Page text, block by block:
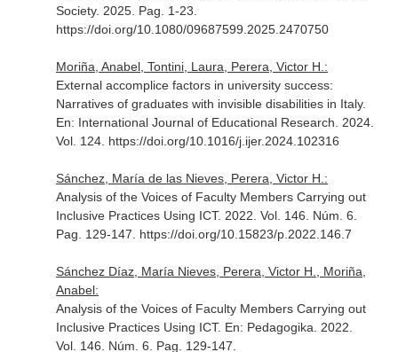
Society. 2025. Pag. 1-23.
https://doi.org/10.1080/09687599.2025.2470750
Moriña, Anabel, Tontini, Laura, Perera, Victor H.:
External accomplice factors in university success:
Narratives of graduates with invisible disabilities in Italy.
En: International Journal of Educational Research . 2024.
Vol. 124. https://doi.org/10.1016/j.ijer.2024.102316
Sánchez, María de las Nieves, Perera, Victor H.:
Analysis of the Voices of Faculty Members Carrying out
Inclusive Practices Using ICT. 2022. Vol. 146. Núm. 6.
Pag. 129-147. https://doi.org/10.15823/p.2022.146.7
Sánchez Díaz, María Nieves, Perera, Victor H., Moriña,
Anabel:
Analysis of the Voices of Faculty Members Carrying out
Inclusive Practices Using ICT. En: Pedagogika . 2022.
Vol. 146. Núm. 6. Pag. 129-147.